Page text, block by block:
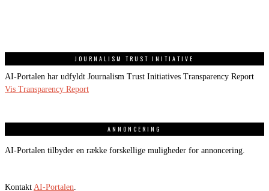
JOURNALISM TRUST INITIATIVE
AI-Portalen har udfyldt Journalism Trust Initiatives Transparency Report
Vis Transparency Report
ANNONCERING
AI-Portalen tilbyder en række forskellige muligheder for annoncering.
Kontakt AI-Portalen